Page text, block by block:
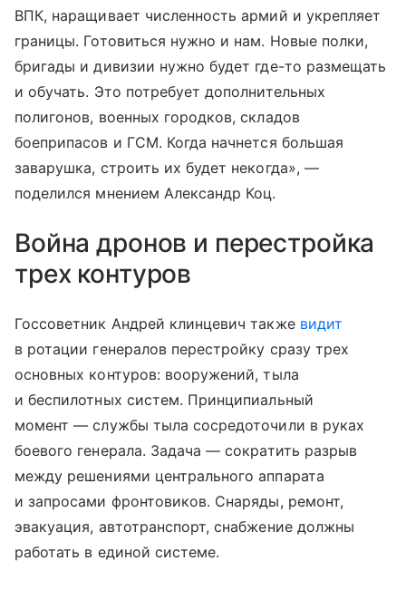
ВПК, наращивает численность армий и укрепляет
границы. Готовиться нужно и нам. Новые полки,
бригады и дивизии нужно будет где-то размещать
и обучать. Это потребует дополнительных
полигонов, военных городков, складов
боеприпасов и ГСМ. Когда начнется большая
заварушка, строить их будет некогда», —
поделился мнением Александр Коц.
Война дронов и перестройка
трех контуров
Госсоветник Андрей клинцевич также видит
в ротации генералов перестройку сразу трех
основных контуров: вооружений, тыла
и беспилотных систем. Принципиальный
момент — службы тыла сосредоточили в руках
боевого генерала. Задача — сократить разрыв
между решениями центрального аппарата
и запросами фронтовиков. Снаряды, ремонт,
эвакуация, автотранспорт, снабжение должны
работать в единой системе.